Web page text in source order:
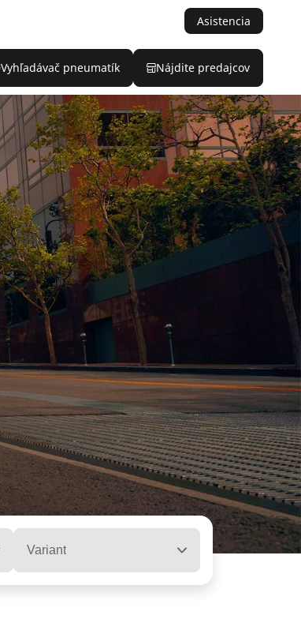
Asistencia
Vyhľadávač pneumatík Nájdite predajcov
Variant